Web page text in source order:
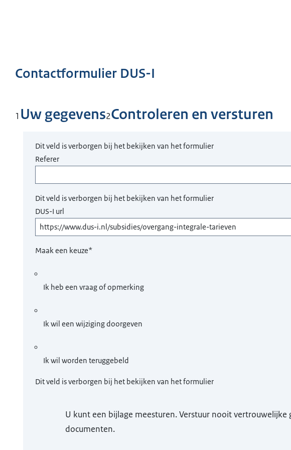
Contactformulier DUS-I
1 Uw gegevens2Controleren en versturen
Dit veld is verborgen bij het bekijken van het formulier
Referer
Dit veld is verborgen bij het bekijken van het formulier
DUS-I url
Maak een keuze*
Ik heb een vraag of opmerking
Ik wil een wijziging doorgeven
Ik wil worden teruggebeld
Dit veld is verborgen bij het bekijken van het formulier
U kunt een bijlage meesturen. Verstuur nooit vertrouwelijke
documenten.